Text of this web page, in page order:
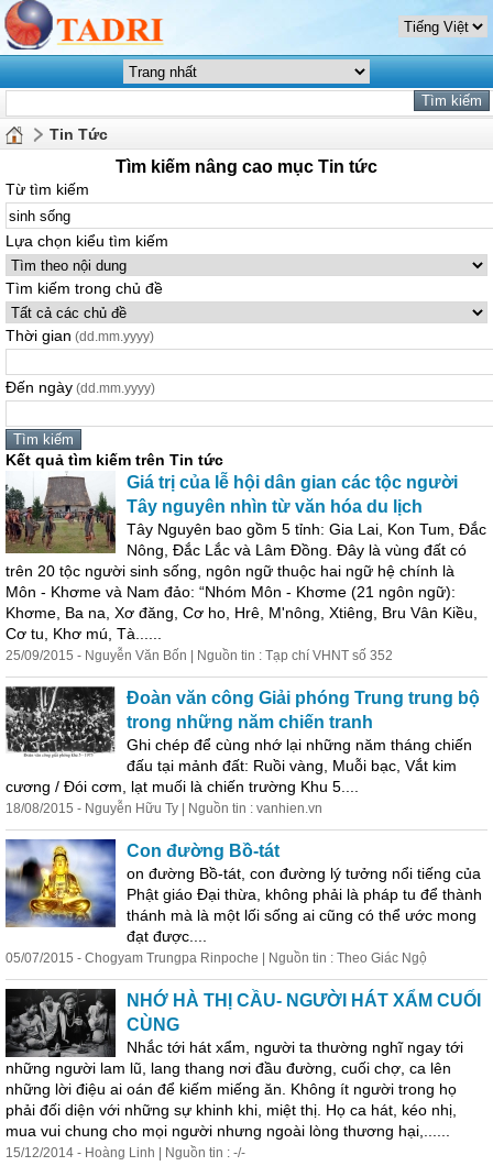
Tin Tức
Tìm kiếm nâng cao mục Tin tức
Từ tìm kiếm
Lựa chọn kiểu tìm kiếm
Tìm kiếm trong chủ đề
Thời gian (dd.mm.yyyy)
Đến ngày (dd.mm.yyyy)
Kết quả tìm kiếm trên Tin tức
Giá trị của lễ hội dân gian các tộc người
Tây nguyên nhìn từ văn hóa du lịch
Tây Nguyên bao gồm 5 tỉnh: Gia Lai, Kon Tum, Đắc
Nông, Đắc Lắc và Lâm Đồng. Đây là vùng đất có
trên 20 tộc người sinh sống , ngôn ngữ thuộc hai ngữ hệ chính là
Môn - Khơme và Nam đảo: “Nhóm Môn - Khơme (21 ngôn ngữ):
Khơme, Ba na, Xơ đăng, Cơ ho, Hrê, M'nông, Xtiêng, Bru Vân Kiều,
Cơ tu, Khơ mú, Tà......
25/09/2015 - Nguyễn Văn Bốn | Nguồn tin : Tạp chí VHNT số 352
Đoàn văn công Giải phóng Trung trung bộ
trong những năm chiến tranh
Ghi chép để cùng nhớ lại những năm tháng chiến
đấu tại mảnh đất: Ruồi vàng, Muỗi bạc, Vắt kim
cương / Đói cơm, lạt muối là chiến trường Khu 5....
18/08/2015 - Nguyễn Hữu Ty | Nguồn tin : vanhien.vn
Con đường Bồ-tát
on đường Bồ-tát, con đường lý tưởng nổi tiếng của
Phật giáo Đại thừa, không phải là pháp tu để thành
thánh mà là một lối sống ai cũng có thể ước mong
đạt được....
05/07/2015 - Chogyam Trungpa Rinpoche | Nguồn tin : Theo Giác Ngộ
NHỚ HÀ THỊ CẦU- NGƯỜI HÁT XẨM CUỐI
CÙNG
Nhắc tới hát xẩm, người ta thường nghĩ ngay tới
những người lam lũ, lang thang nơi đầu đường, cuối chợ, ca lên
những lời điệu ai oán để kiếm miếng ăn. Không ít người trong họ
phải đối diện với những sự khinh khi, miệt thị. Họ ca hát, kéo nhị,
mua vui chung cho mọi người nhưng ngoài lòng thương hại,......
15/12/2014 - Hoàng Linh | Nguồn tin : -/-